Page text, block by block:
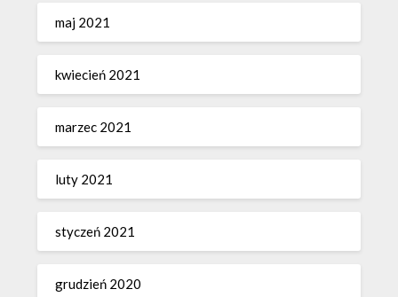
maj 2021
kwiecień 2021
marzec 2021
luty 2021
styczeń 2021
grudzień 2020